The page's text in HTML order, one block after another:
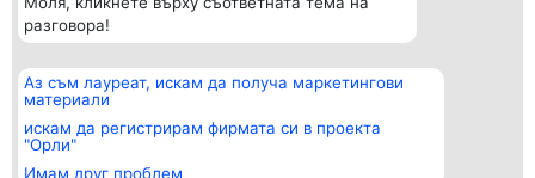
разговора!
Аз съм лауреат, искам да получа маркетингови
материали
искам да регистрирам фирмата си в проекта
"Орли"
Имам друг проблем
Организатор на
класиране
BulevardulAleea Timișul De
Sus Nr. 2, Bl. A30, Sc. A, Et.
4, Ap. 13
Класация
всички
Контакти